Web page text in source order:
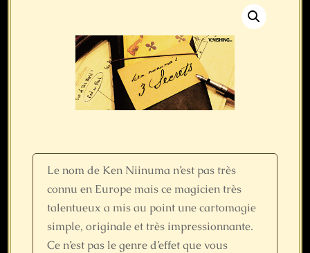
Le nom de Ken Niinuma n’est pas très
connu en Europe mais ce magicien très
talentueux a mis au point une cartomagie
simple, originale et très impressionnante.
Ce n’est pas le genre d’effet que vous